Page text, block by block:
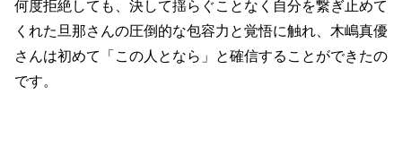
何度拒絶しても、決して揺らぐことなく自分を繋ぎ止めて
くれた旦那さんの圧倒的な包容力と覚悟に触れ、木嶋真優
さんは初めて「この人となら」と確信することができたの
です。